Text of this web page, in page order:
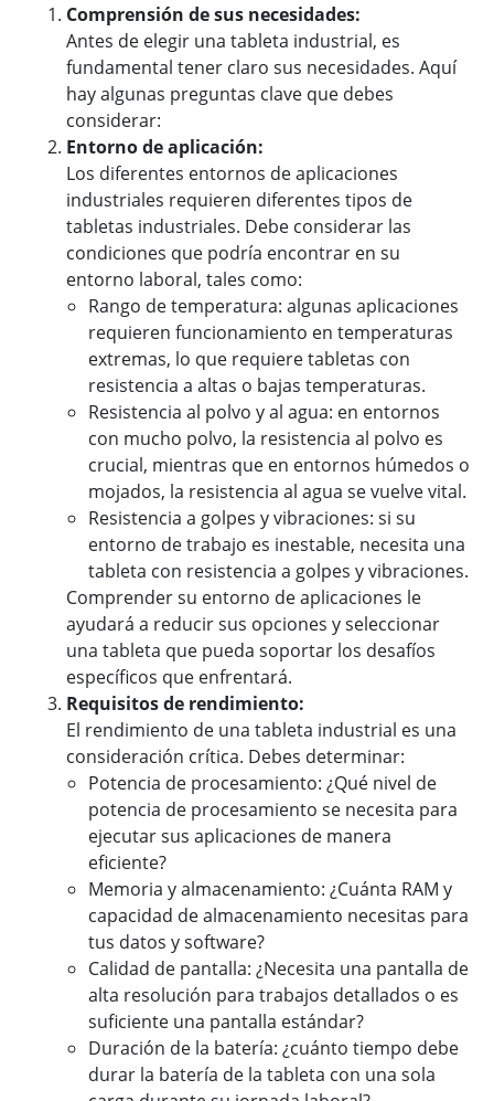
Comprensión de sus necesidades:
Antes de elegir una tableta industrial, es
fundamental tener claro sus necesidades. Aquí
hay algunas preguntas clave que debes
considerar:
Entorno de aplicación:
Los diferentes entornos de aplicaciones
industriales requieren diferentes tipos de
tabletas industriales. Debe considerar las
condiciones que podría encontrar en su
entorno laboral, tales como:
Rango de temperatura: algunas aplicaciones
requieren funcionamiento en temperaturas
extremas, lo que requiere tabletas con
resistencia a altas o bajas temperaturas.
Resistencia al polvo y al agua: en entornos
con mucho polvo, la resistencia al polvo es
crucial, mientras que en entornos húmedos o
mojados, la resistencia al agua se vuelve vital.
Resistencia a golpes y vibraciones: si su
entorno de trabajo es inestable, necesita una
tableta con resistencia a golpes y vibraciones.
Comprender su entorno de aplicaciones le
ayudará a reducir sus opciones y seleccionar
una tableta que pueda soportar los desafíos
específicos que enfrentará.
Requisitos de rendimiento:
El rendimiento de una tableta industrial es una
consideración crítica. Debes determinar:
Potencia de procesamiento: ¿Qué nivel de
potencia de procesamiento se necesita para
ejecutar sus aplicaciones de manera
eficiente?
Memoria y almacenamiento: ¿Cuánta RAM y
capacidad de almacenamiento necesitas para
tus datos y software?
Calidad de pantalla: ¿Necesita una pantalla de
alta resolución para trabajos detallados o es
suficiente una pantalla estándar?
Duración de la batería: ¿cuánto tiempo debe
durar la batería de la tableta con una sola